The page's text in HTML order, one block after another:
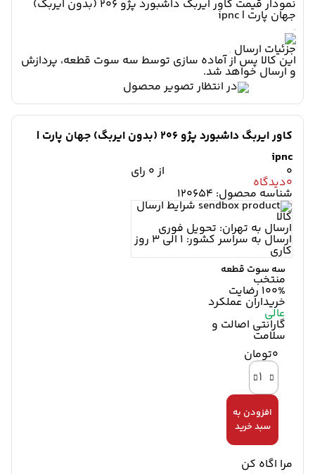
نمودار قیمت کاور ایربگ داشبورد پژو 206 (بدون ایربگ)
جهان پارت | ipnc
جزئیات ارسال
این کالا پس از آماده سازی توسط سه سوت قطعه، پردازش
و ارسال خواهد شد.
کاور ایربگ داشبورد پژو 206 (بدون ایربگ) جهان پارت |
ipnc
0
از 0 رای
0دیدگاه
شناسه محصول: 120654
شرایط ارسال
کالا
ارسال به تهران: تحویل فوری
ارسال به سراسر کشور: 1 الی 3 روز
کاری
سه سوت قطعه
منتخب
100% رضایت
خریداران عملکرد
عالی
گارانتی اصالت و
سلامت
0تومان
کاور
ایربگ
داشبورد
پژو
206
(بدون
ایربگ)
جهان
پارت
افزودن به
سبد خرید
مرا اگاه کن